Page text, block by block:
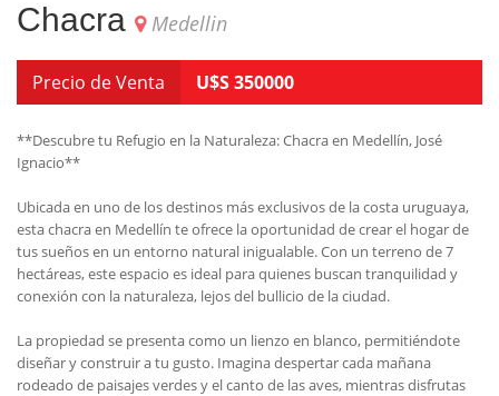
Chacra Medellin
Precio de Venta U$S 350000
**Descubre tu Refugio en la Naturaleza: Chacra en Medellín, José
Ignacio**
Ubicada en uno de los destinos más exclusivos de la costa uruguaya,
esta chacra en Medellín te ofrece la oportunidad de crear el hogar de
tus sueños en un entorno natural inigualable. Con un terreno de 7
hectáreas, este espacio es ideal para quienes buscan tranquilidad y
conexión con la naturaleza, lejos del bullicio de la ciudad.
La propiedad se presenta como un lienzo en blanco, permitiéndote
diseñar y construir a tu gusto. Imagina despertar cada mañana
rodeado de paisajes verdes y el canto de las aves, mientras disfrutas